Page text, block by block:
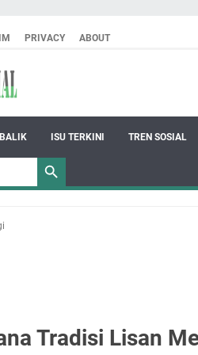
PRIVACY ABOUT
ISU TERKINI TREN SOSIAL
Tradisi Lisan